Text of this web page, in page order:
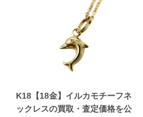
K18【18金】イルカモチーフネ
ックレスの買取・査定価格を公